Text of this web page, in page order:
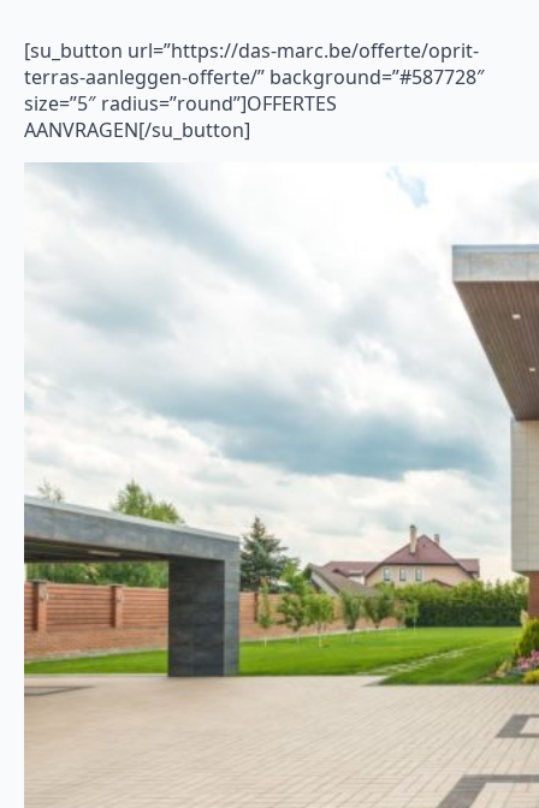
[su_button url=”https://das-marc.be/offerte/oprit-
terras-aanleggen-offerte/” background=”#587728″
size=”5″ radius=”round”]OFFERTES
AANVRAGEN[/su_button]